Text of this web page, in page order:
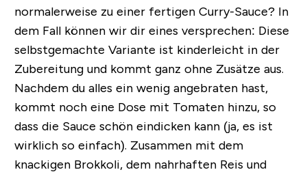
normalerweise zu einer fertigen Curry-Sauce? In
dem Fall können wir dir eines versprechen: Diese
selbstgemachte Variante ist kinderleicht in der
Zubereitung und kommt ganz ohne Zusätze aus.
Nachdem du alles ein wenig angebraten hast,
kommt noch eine Dose mit Tomaten hinzu, so
dass die Sauce schön eindicken kann (ja, es ist
wirklich so einfach). Zusammen mit dem
knackigen Brokkoli, dem nahrhaften Reis und